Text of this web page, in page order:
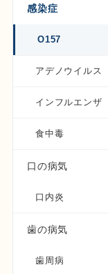
感染症
O157
アデノウイルス
インフルエンザ
食中毒
口の病気
口内炎
歯の病気
歯周病